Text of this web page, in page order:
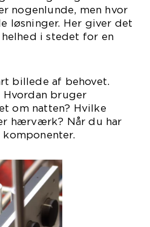
nogenlunde, men hvor
løsninger. Her giver det
i stedet for en
billede af behovet.
Hvordan bruger
om natten? Hvilke
hærværk? Når du har